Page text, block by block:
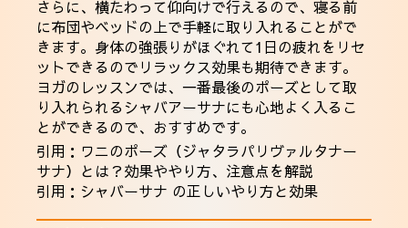
さらに、横たわって仰向けで行えるので、寝る前
に布団やベッドの上で手軽に取り入れることがで
きます。身体の強張りがほぐれて1日の疲れをリセ
ットできるのでリラックス効果も期待できます。
ヨガのレッスンでは、一番最後のポーズとして取
り入れられるシャバアーサナにも心地よく入るこ
とができるので、おすすめです。
引用： ワニのポーズ（ジャタラパリヴァルタナー
サナ）とは？効果ややり方、注意点を解説
引用： シャバーサナ の正しいやり方と効果